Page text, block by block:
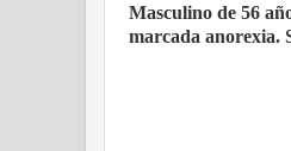
Masculino de 56
marcada anorexia.